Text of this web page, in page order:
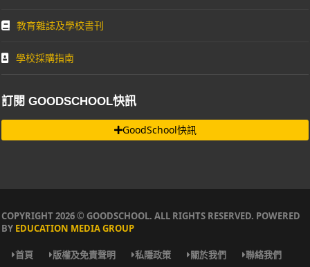
教育雜誌及學校書刊
學校採購指南
訂閱 GOODSCHOOL快訊
GoodSchool快訊
COPYRIGHT 2026 © GOODSCHOOL. ALL RIGHTS RESERVED. POWERED
BY EDUCATION MEDIA GROUP
首頁 版權及免責聲明 私隱政策 關於我們 聯絡我們